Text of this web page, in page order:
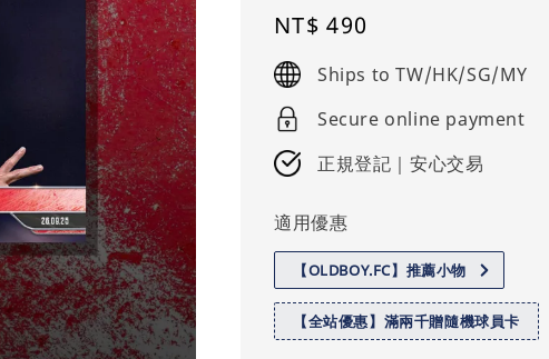
Regular
price
NT$ 490
Ships to TW/HK/SG/MY
Secure online payment
正規登記｜安心交易
適用優惠
【OLDBOY.FC】推薦小物
【全站優惠】滿兩千贈隨機球員卡